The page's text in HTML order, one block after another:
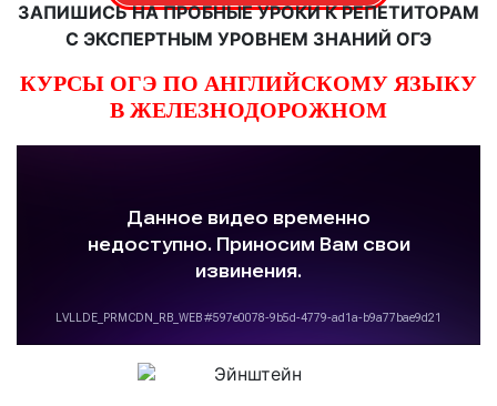
ЗАПИШИСЬ НА ПРОБНЫЕ УРОКИ К РЕПЕТИТОРАМ
С ЭКСПЕРТНЫМ УРОВНЕМ ЗНАНИЙ ОГЭ
КУРСЫ ОГЭ ПО АНГЛИЙСКОМУ ЯЗЫКУ
В ЖЕЛЕЗНОДОРОЖНОМ